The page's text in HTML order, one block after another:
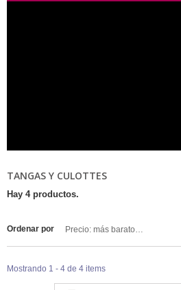
TANGAS Y CULOTTES
Hay 4 productos.
Ordenar por Precio: más baratos primero
Mostrando 1 - 4 de 4 items